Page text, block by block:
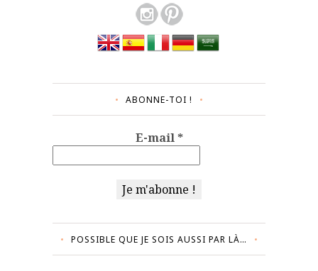
ABONNE-TOI !
E-mail*
POSSIBLE QUE JE SOIS AUSSI PAR LÀ…